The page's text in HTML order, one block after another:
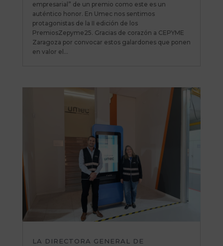
empresarial” de un premio como este es un
auténtico honor. En Umec nos sentimos
protagonistas de la II edición de los
PremiosZepyme25. Gracias de corazón a CEPYME
Zaragoza por convocar estos galardones que ponen
en valor el...
LA DIRECTORA GENERAL DE